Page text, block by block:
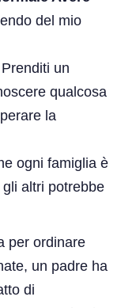
del mio
un
qualcosa
la
ogni famiglia è
altri potrebbe
per ordinare
un padre ha
di